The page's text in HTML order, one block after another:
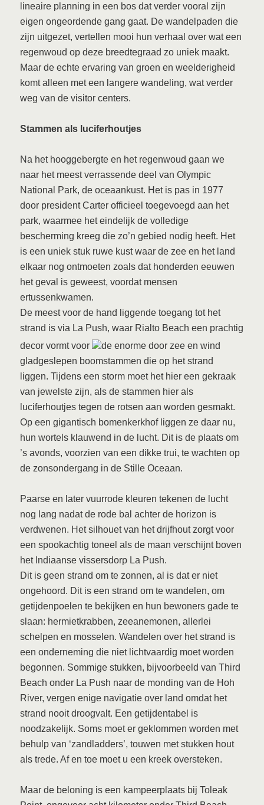
lineaire planning in een bos dat verder vooral zijn
eigen ongeordende gang gaat. De wandelpaden die
zijn uitgezet, vertellen mooi hun verhaal over wat een
regenwoud op deze breedtegraad zo uniek maakt.
Maar de echte ervaring van groen en weelderigheid
komt alleen met een langere wandeling, wat verder
weg van de visitor centers.
Stammen als luciferhoutjes
Na het hooggebergte en het regenwoud gaan we
naar het meest verrassende deel van Olympic
National Park, de oceaankust. Het is pas in 1977
door president Carter officieel toegevoegd aan het
park, waarmee het eindelijk de volledige
bescherming kreeg die zo’n gebied nodig heeft. Het
is een uniek stuk ruwe kust waar de zee en het land
elkaar nog ontmoeten zoals dat honderden eeuwen
het geval is geweest, voordat mensen
ertussenkwamen.
De meest voor de hand liggende toegang tot het
strand is via La Push, waar Rialto Beach een prachtig
decor vormt voor
de enorme door zee en wind
gladgeslepen boomstammen die op het strand
liggen. Tijdens een storm moet het hier een gekraak
van jewelste zijn, als de stammen hier als
luciferhoutjes tegen de rotsen aan worden gesmakt.
Op een gigantisch bomenkerkhof liggen ze daar nu,
hun wortels klauwend in de lucht. Dit is de plaats om
’s avonds, voorzien van een dikke trui, te wachten op
de zonsondergang in de Stille Oceaan.
Paarse en later vuurrode kleuren tekenen de lucht
nog lang nadat de rode bal achter de horizon is
verdwenen. Het silhouet van het drijfhout zorgt voor
een spookachtig toneel als de maan verschijnt boven
het Indiaanse vissersdorp La Push.
Dit is geen strand om te zonnen, al is dat er niet
ongehoord. Dit is een strand om te wandelen, om
getijdenpoelen te bekijken en hun bewoners gade te
slaan: hermietkrabben, zeeanemonen, allerlei
schelpen en mosselen. Wandelen over het strand is
een onderneming die niet lichtvaardig moet worden
begonnen. Sommige stukken, bijvoorbeeld van Third
Beach onder La Push naar de monding van de Hoh
River, vergen enige navigatie over land omdat het
strand nooit droogvalt. Een getijdentabel is
noodzakelijk. Soms moet er geklommen worden met
behulp van ‘zandladders’, touwen met stukken hout
als trede. Af en toe moet u een kreek oversteken.
Maar de beloning is een kampeerplaats bij Toleak